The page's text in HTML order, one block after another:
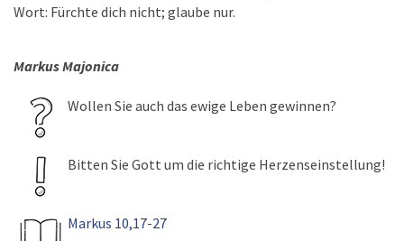
Wort: Fürchte dich nicht; glaube nur.
Markus Majonica
Wollen Sie auch das ewige Leben gewinnen?
Bitten Sie Gott um die richtige Herzenseinstellung!
Markus 10,17-27